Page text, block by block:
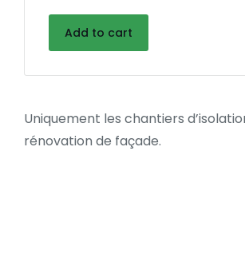
Add to cart
Uniquement les chantiers
rénovation de façade.